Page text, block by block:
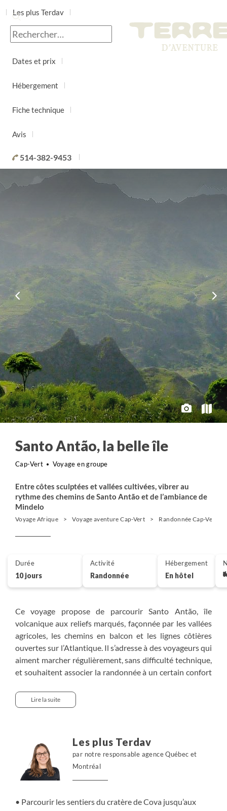
Les plus Terdav
Jour par jour
Dates et prix
Hébergement
Fiche technique
Avis
514-382-9453
Santo Antão, la belle île
Cap-Vert Voyage en groupe
Entre côtes sculptées et vallées cultivées, vibrer au
rythme des chemins de Santo Antão et de l’ambiance de
Mindelo
Voyage Afrique Voyage aventure Cap-Vert Randonnée Cap-Vert
Ce voyage propose de parcourir Santo Antão, île
volcanique aux reliefs marqués, façonnée par les vallées
agricoles, les chemins en balcon et les lignes côtières
ouvertes sur l’Atlantique. Il s’adresse à des voyageurs qui
aiment marcher régulièrement, sans difficulté technique,
et souhaitent associer la randonnée à un certain confort
emblématiques de l’île, du cratère de Cova aux sentiers
entre Ponta do Sol et Fontainhas, en alternant marches
avec une cuisine capverdienne simple et soignée, avant
une parenthèse à Mindelo, où la musique et l’énergie
urbaine offrent un contraste vivant avec les ambiances
rurales de Santo Antão.
Lire la suite
Les plus Terdav
par notre responsable agence Québec et
Montréal
Parcourir les sentiers du cratère de Cova jusqu’aux
Durée
10 jours
Activité
Randonnée
Hébergement
En hôtel